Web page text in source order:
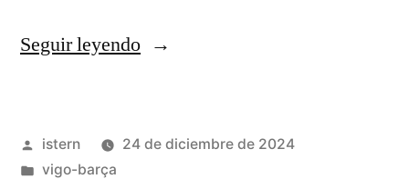
Seguir leyendo«chándal
Publicado
por
istern
24 de diciembre de 2024
Publicado
vigo-barça